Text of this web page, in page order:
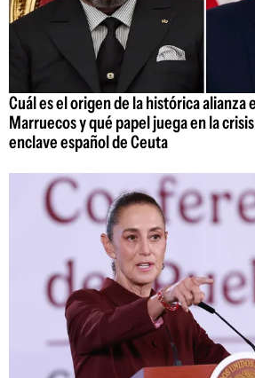
Cuál es el origen de la histórica alianza
Marruecos y qué papel juega en la
enclave español de Ceuta